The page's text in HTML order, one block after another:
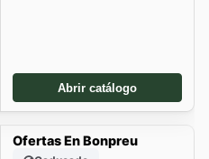
Abrir catálogo
Ofertas En Bonpreu